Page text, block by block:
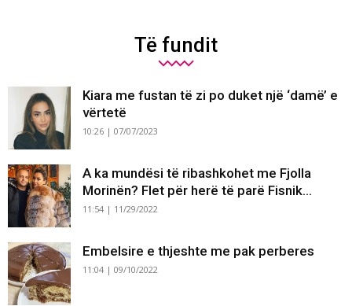
Të fundit
Kiara me fustan të zi po duket një ‘damë’ e
vërtetë
10:26 | 07/07/2023
A ka mundësi të ribashkohet me Fjolla
Morinën? Flet për herë të parë Fisnik...
11:54 | 11/29/2022
Embelsire e thjeshte me pak perberes
11:04 | 09/10/2022